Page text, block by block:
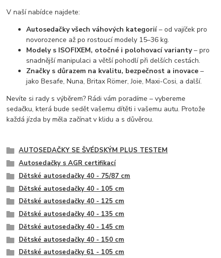
V naší nabídce najdete:
Autosedačky všech váhových kategorií– od vajíček pro
novorozence až po rostoucí modely 15–36 kg.
Modely s ISOFIXEM, otočné i polohovací varianty– pro
snadnější manipulaci a větší pohodlí při delších cestách.
Značky s důrazem na kvalitu, bezpečnost a inovace –
jako Besafe, Nuna, Britax Römer, Joie, Maxi-Cosi, a další.
Nevíte si rady s výběrem? Rádi vám poradíme – vybereme
sedačku, která bude sedět vašemu dítěti i vašemu autu. Protože
každá jízda by měla začínat v klidu a s důvěrou.
AUTOSEDAČKY SE ŠVÉDSKÝM PLUS TESTEM
Autosedačky s AGR certifikací
Dětské autosedačky 40 - 75/87 cm
Dětské autosedačky 40 - 105 cm
Dětské autosedačky 40 - 125 cm
Dětské autosedačky 40 - 135 cm
Dětské autosedačky 40 - 145 cm
Dětské autosedačky 40 - 150 cm
Dětské autosedačky 61 - 105 cm